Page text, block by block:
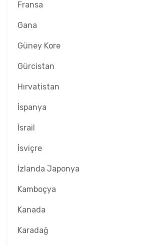
Fransa
Gana
Güney Kore
Gürcistan
Hırvatistan
İspanya
İsrail
İsviçre
İzlanda Japonya
Kamboçya
Kanada
Karadağ